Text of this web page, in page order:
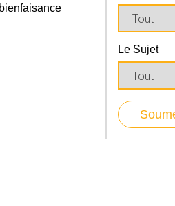
Le Sujet